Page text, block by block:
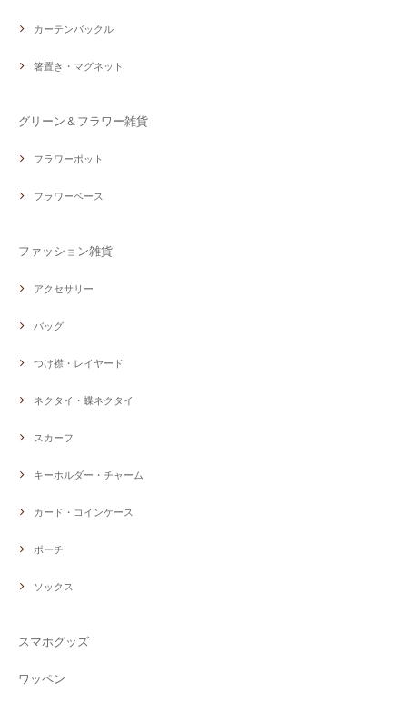
カーテンバックル
箸置き・マグネット
グリーン＆フラワー雑貨
フラワーポット
フラワーベース
ファッション雑貨
アクセサリー
バッグ
つけ襟・レイヤード
ネクタイ・蝶ネクタイ
スカーフ
キーホルダー・チャーム
カード・コインケース
ポーチ
ソックス
スマホグッズ
ワッペン